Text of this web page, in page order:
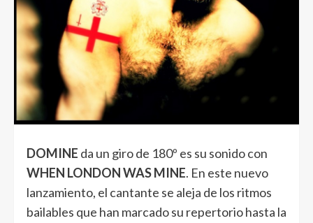
DOMINE da un giro de 180º es su sonido con
WHEN LONDON WAS MINE. En este nuevo
lanzamiento, el cantante se aleja de los ritmos
bailables que han marcado su repertorio hasta la